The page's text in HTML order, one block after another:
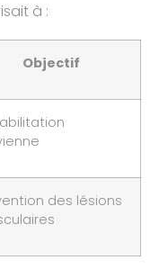
à :
Objectif
des lésions